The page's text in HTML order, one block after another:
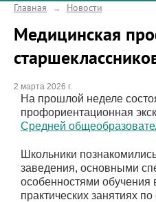
Главная → Новости
Медицинская
2 марта 2026 г.
На прошлой неделе
профориентационная
Средней
Школьники
заведения, основными
особенностями
практических занятиях